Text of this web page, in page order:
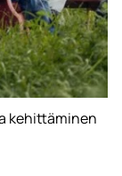
kehittäminen